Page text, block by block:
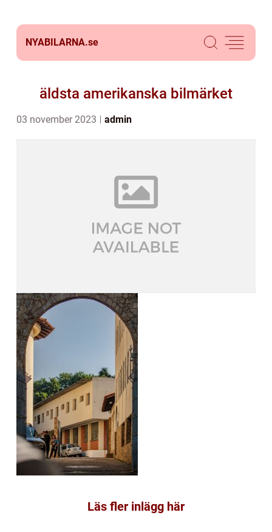
NYABILARNA.se
äldsta amerikanska bilmärket
03 november 2023 admin
Läs fler inlägg här